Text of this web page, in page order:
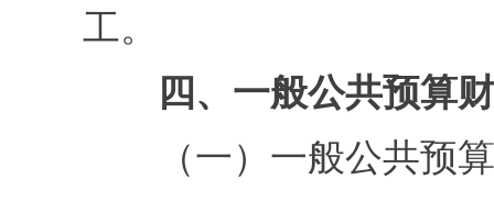
工。
四、一般公共预算
（一）一般公共预